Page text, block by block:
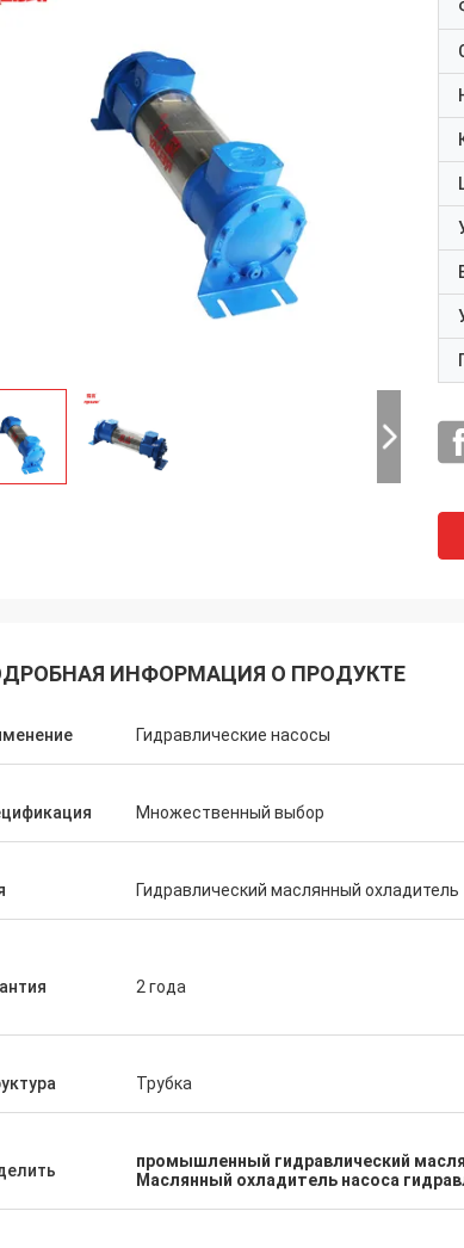
РЕЙДЖАЙ
вам лучший сервис и
с нами в любое время!
ИНФОРМАЦИЯ О ПРОДУКТЕ
Гидравлические насосы
Множественный выбор
Гидравлический маслянный охладитель
2 года
Трубка
промышленный гидравлический
Маслянный охладитель насоса